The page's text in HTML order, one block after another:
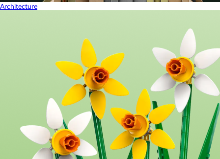
Architecture